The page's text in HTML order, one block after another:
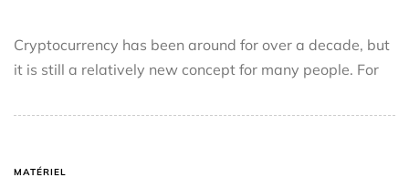
Cryptocurrency has been around for over a decade, but
it is still a relatively new concept for many people. For
MATÉRIEL